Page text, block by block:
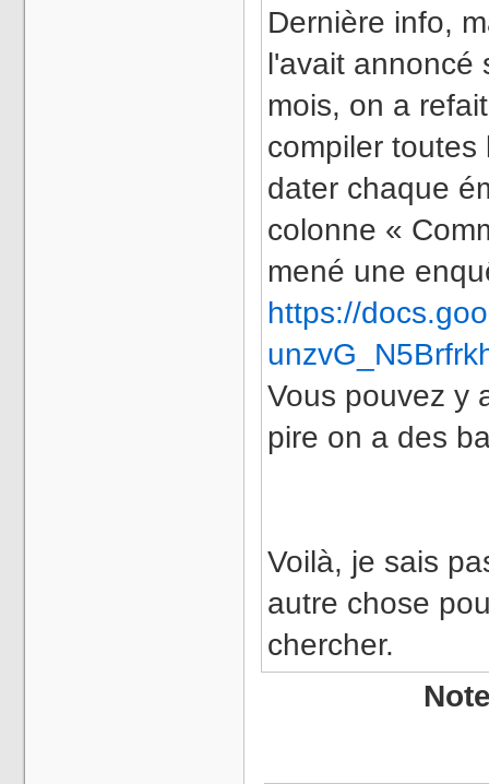
Dernière info,
l'avait annoncé
mois, on a
compiler toutes
dater chaque
colonne «
mené une
https://
Vous pouvez y
pire on a des
Voilà, je sais
autre chose
chercher.